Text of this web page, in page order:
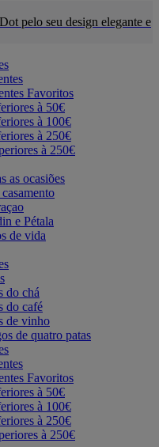
pelo seu design elegante e
Favoritos
à 50€
à 100€
à 250€
à 250€
as ocasiões
e Pétala
de vida
do chá
do café
de vinho
de quatro patas
Favoritos
à 50€
à 100€
à 250€
à 250€